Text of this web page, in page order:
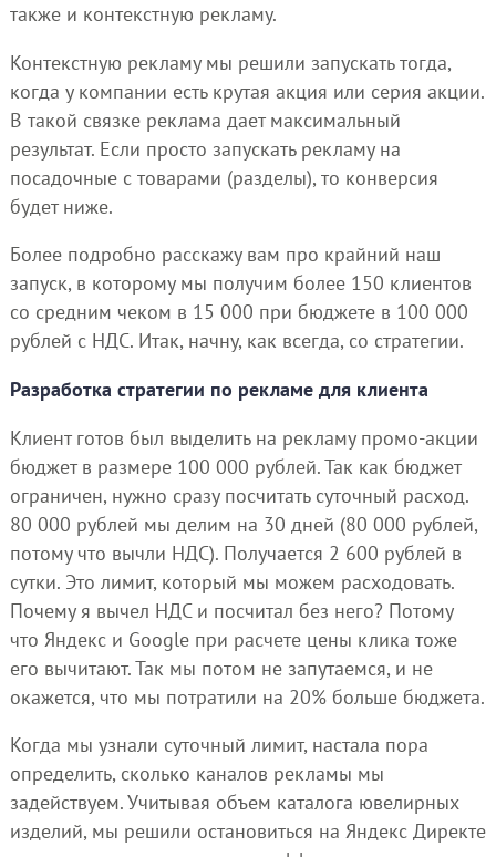
также и контекстную рекламу.
Контекстную рекламу мы решили запускать тогда,
когда у компании есть крутая акция или серия акции.
В такой связке реклама дает максимальный
результат. Если просто запускать рекламу на
посадочные с товарами (разделы), то конверсия
будет ниже.
Более подробно расскажу вам про крайний наш
запуск, в которому мы получим более 150 клиентов
со средним чеком в 15 000 при бюджете в 100 000
рублей с НДС. Итак, начну, как всегда, со стратегии.
Разработка стратегии по рекламе для клиента
Клиент готов был выделить на рекламу промо-акции
бюджет в размере 100 000 рублей. Так как бюджет
ограничен, нужно сразу посчитать суточный расход.
80 000 рублей мы делим на 30 дней (80 000 рублей,
потому что вычли НДС). Получается 2 600 рублей в
сутки. Это лимит, который мы можем расходовать.
Почему я вычел НДС и посчитал без него? Потому
что Яндекс и Google при расчете цены клика тоже
его вычитают. Так мы потом не запутаемся, и не
окажется, что мы потратили на 20% больше бюджета.
Когда мы узнали суточный лимит, настала пора
определить, сколько каналов рекламы мы
задействуем. Учитывая объем каталога ювелирных
изделий, мы решили остановиться на Яндекс Директе